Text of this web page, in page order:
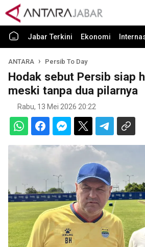
Jabar Terkini Ekonomi
ANTARA Persib To Day
Hodak sebut Persib siap
meski tanpa dua pilarnya
Rabu, 13 Mei 2026 20:22